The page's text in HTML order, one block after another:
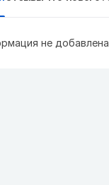
не добавлена